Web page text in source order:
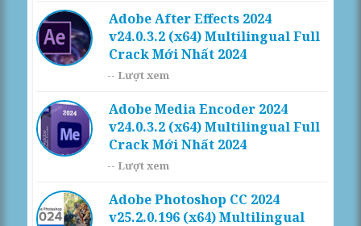
Adobe After Effects 2024
v24.0.3.2 (x64) Multilingual Full
Crack Mới Nhất 2024
-- Lượt xem
Adobe Media Encoder 2024
v24.0.3.2 (x64) Multilingual Full
Crack Mới Nhất 2024
-- Lượt xem
Adobe Photoshop CC 2024
v25.2.0.196 (x64) Multilingual